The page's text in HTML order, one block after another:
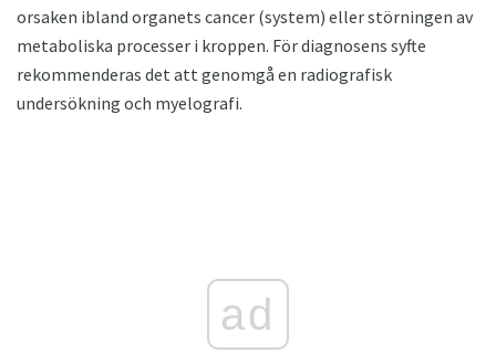
orsaken ibland organets cancer (system) eller störningen av
metaboliska processer i kroppen. För diagnosens syfte
rekommenderas det att genomgå en radiografisk
undersökning och myelografi.
ad